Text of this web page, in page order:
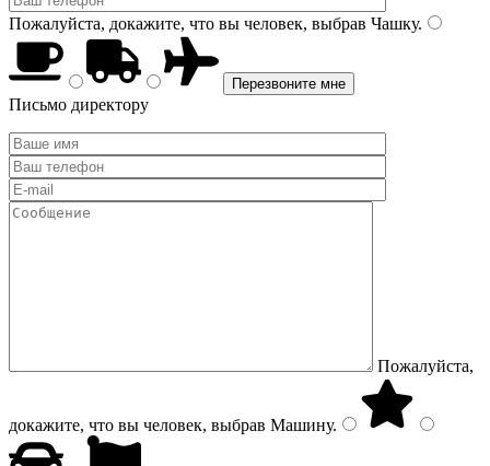
Пожалуйста, докажите, что вы человек, выбрав Чашку.
Письмо директору
Пожалуйста,
докажите, что вы человек, выбрав Машину.